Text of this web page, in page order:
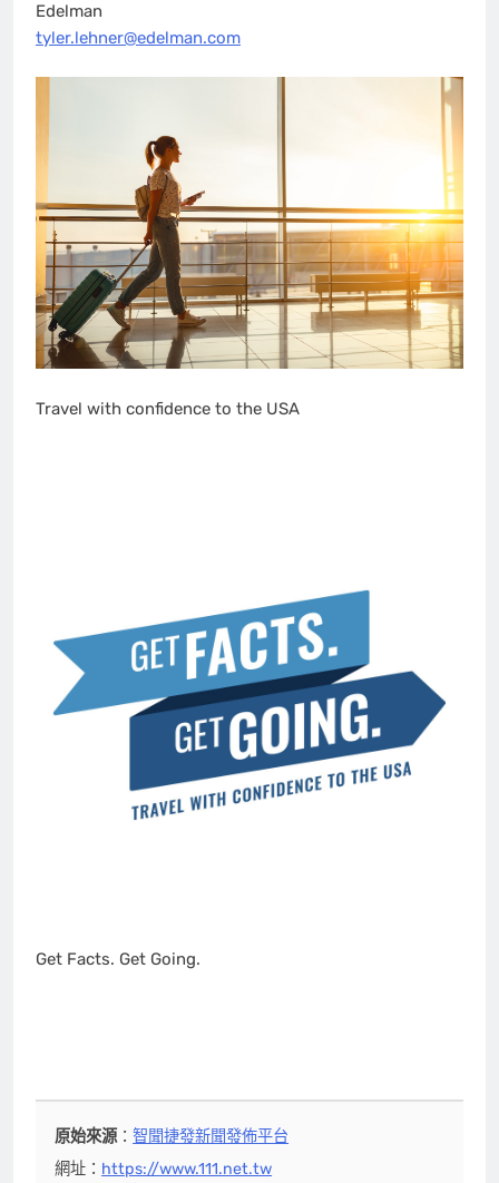
Edelman
tyler.lehner@edelman.com
Travel with confidence to the USA
Get Facts. Get Going.
原始來源：智聞捷發新聞發佈平台
網址： https://www.111.net.tw